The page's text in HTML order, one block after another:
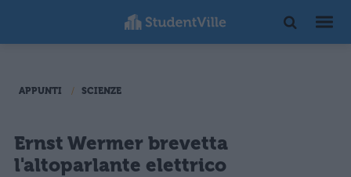
APPUNTI SCIENZE
Ernst Wermer brevetta
l'altoparlante elettrico